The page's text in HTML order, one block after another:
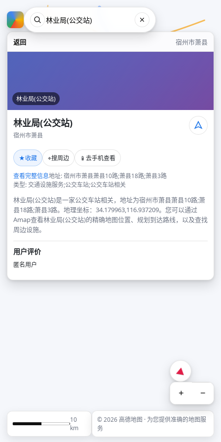
返回 宿州市萧县
林业局(公交站)
林业局(公交站)
宿州市萧县
★收藏 ⌖搜周边 📱 去手机查看
查看完整信息地址: 宿州市萧县萧县10路;萧县18路;萧县3路
类型: 交通设施服务;公交车站;公交车站相关
林业局(公交站)是一家公交车站相关，地址为宿州市萧县萧县10路;萧
县18路;萧县3路。地理坐标：34.179963,116.937209。您可以通过
Amap查看林业局(公交站)的精确地图位置、规划到达路线，以及查找
周边设施。
用户评价
匿名用户
+ −
10
km
© 2026 高德地图 · 为您提供准确的地图服
务